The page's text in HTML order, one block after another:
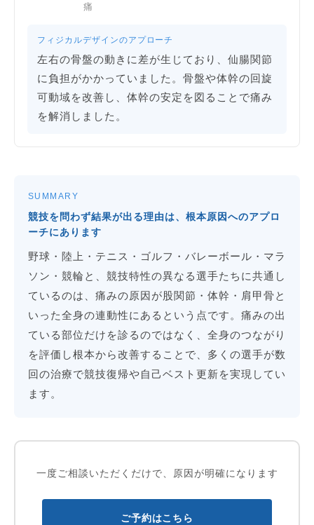
痛
フィジカルデザインのアプローチ
左右の骨盤の動きに差が生じており、仙腸関節
に負担がかかっていました。骨盤や体幹の回旋
可動域を改善し、体幹の安定を図ることで痛み
を解消しました。
SUMMARY
競技を問わず結果が出る理由は、根本原因へのアプロ
ーチにあります
野球・陸上・テニス・ゴルフ・バレーボール・マラ
ソン・競輪と、競技特性の異なる選手たちに共通し
ているのは、痛みの原因が股関節・体幹・肩甲骨と
いった全身の連動性にあるという点です。痛みの出
ている部位だけを診るのではなく、全身のつながり
を評価し根本から改善することで、多くの選手が数
回の治療で競技復帰や自己ベスト更新を実現してい
ます。
一度ご相談いただくだけで、原因が明確になります
ご予約はこちら